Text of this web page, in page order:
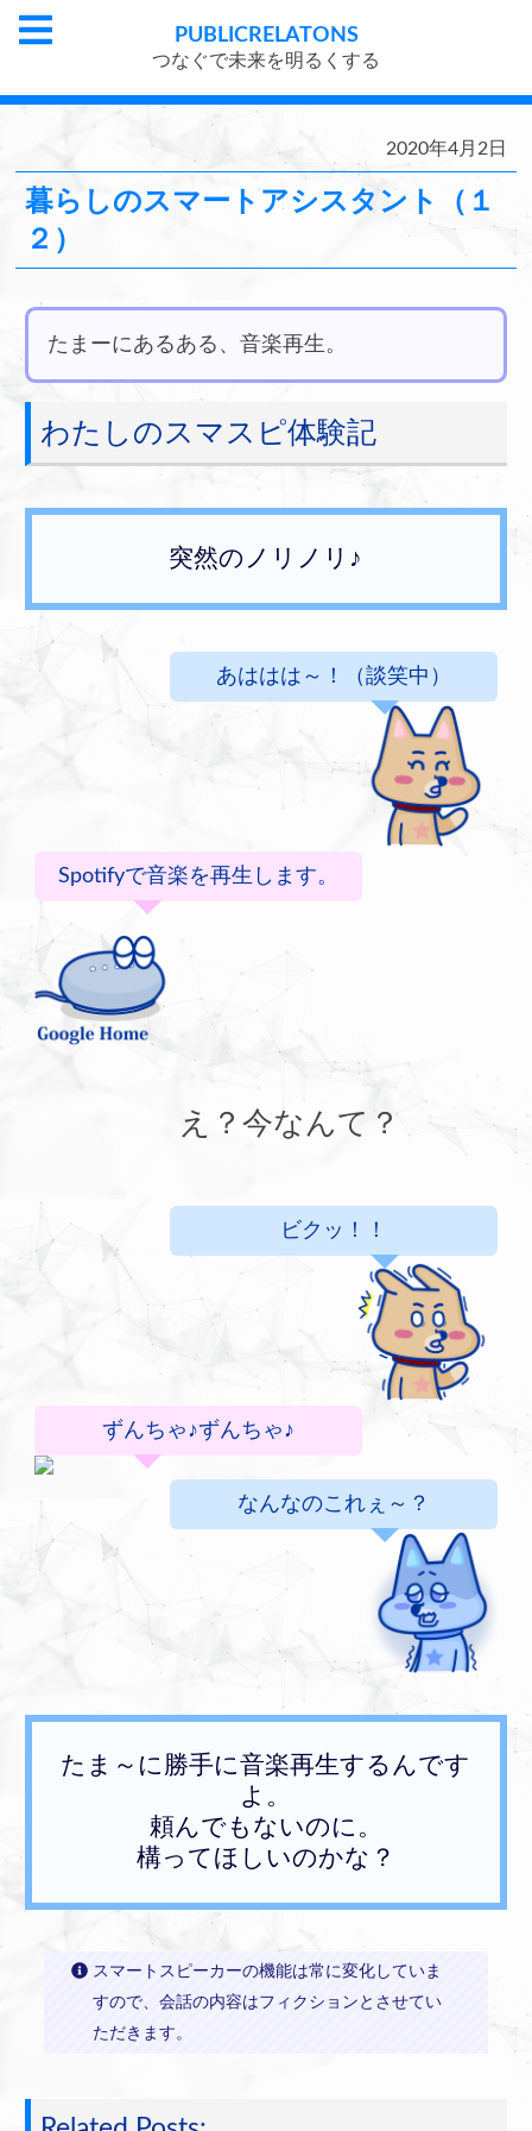
PUBLICRELATONS
つなぐで未来を明るくする
2020年4月2日
暮らしのスマートアシスタント（１
２）
たまーにあるある、音楽再生。
わたしのスマスピ体験記
突然のノリノリ♪
あははは～！（談笑中）
Spotifyで音楽を再生します。
え？今なんて？
ビクッ！！
ずんちゃ♪ずんちゃ♪
なんなのこれぇ～？
たま～に勝手に音楽再生するんです
よ。
頼んでもないのに。
構ってほしいのかな？
スマートスピーカーの機能は常に変化していま
すので、会話の内容はフィクションとさせてい
ただきます。